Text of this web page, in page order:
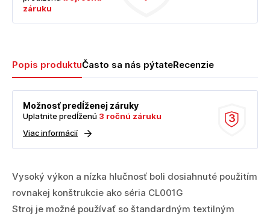
záruku
Popis produktuČasto sa nás pýtateRecenzie
3
Možnosť predĺženej záruky
Uplatnite predĺženú 3 ročnú záruku
Viac informácií
Vysoký výkon a nízka hlučnosť boli dosiahnuté použitím
rovnakej konštrukcie ako séria CL001G
Stroj je možné používať so štandardným textilným